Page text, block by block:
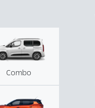
Combo